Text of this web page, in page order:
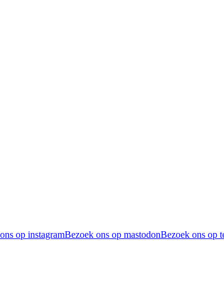
op instagramBezoek ons op mastodonBezoek ons op